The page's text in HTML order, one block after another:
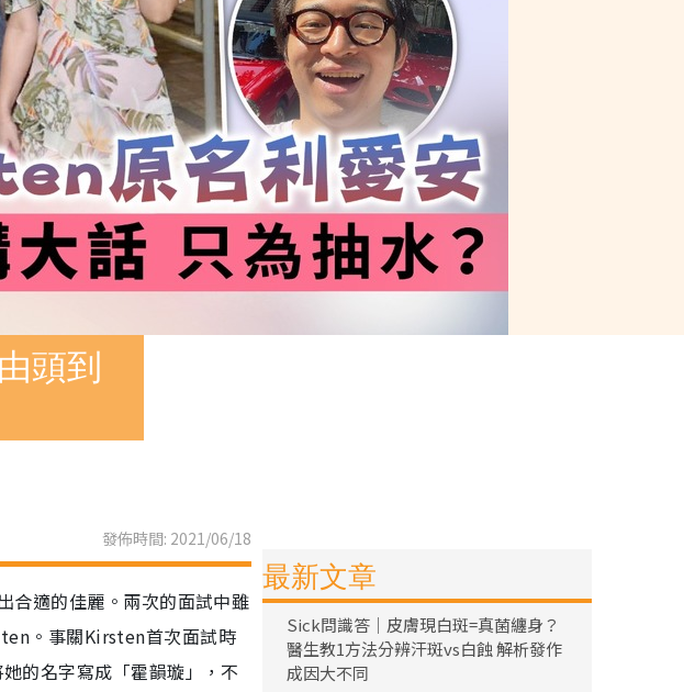
頭到
發佈時間: 2021/06/18
合適的佳麗。兩次的面試中雖
。事關Kirsten首次面試時
的名字寫成「霍韻璇」，不
最新文章
Sick問識答｜皮膚現白斑=真菌纏身？
醫生教1方法分辨汗斑vs白蝕 解析發作
成因大不同